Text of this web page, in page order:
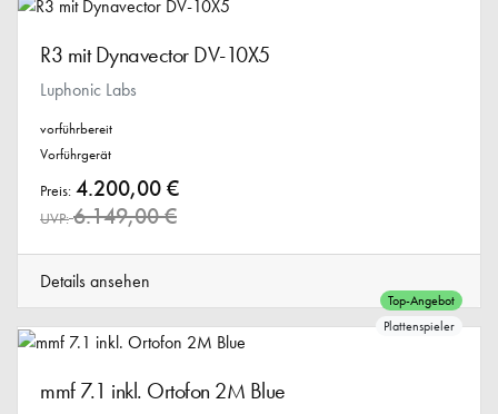
R3 mit Dynavector DV-10X5
Luphonic Labs
vorführbereit
Vorführgerät
Preis: 4.200,00 €
UVP: 6.149,00 €
Details ansehen
Top-Angebot
Plattenspieler
mmf 7.1 inkl. Ortofon 2M Blue